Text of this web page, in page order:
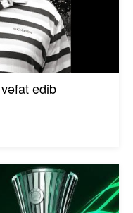
edib